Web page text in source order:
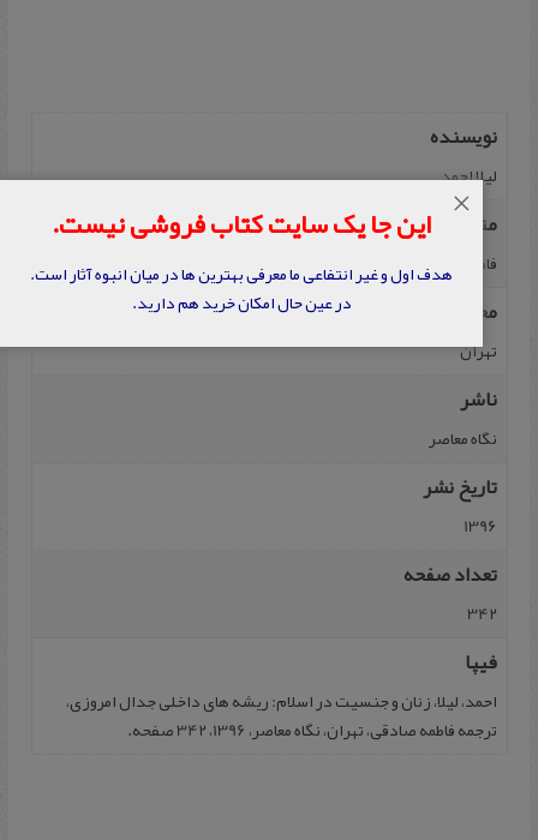
نویسنده
لیلا احمد
مترجم
فاطمه صادقی
محل نشر
تهران
ناشر
نگاه معاصر
تاریخ نشر
1396
تعداد صفحه
342
فیپا
احمد، لیلا، زنان و جنسیت در اسلام: ریشه های داخلی جدال امروزی،
ترجمه فاطمه صادقی، تهران، نگاه معاصر، 1396، 342 صفحه.
این جا یک سایت کتاب فروشی نیست.
هدف اول و غیر انتفاعی ما معرفی بهترین ها در میان انبوه آثار است.
در عین حال امکان خرید هم دارید.
×